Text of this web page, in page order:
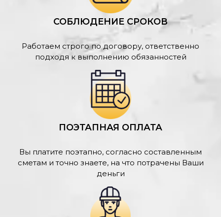
СОБЛЮДЕНИЕ СРОКОВ
Работаем строго по договору, ответственно
подходя к выполнению обязанностей
ПОЭТАПНАЯ ОПЛАТА
Вы платите поэтапно, согласно составленным
сметам и точно знаете, на что потрачены Ваши
деньги